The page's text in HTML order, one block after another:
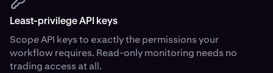
Least-privilege API keys
Scope API keys to exactly the permissions your
workflow requires. Read-only monitoring needs no
trading access at all.